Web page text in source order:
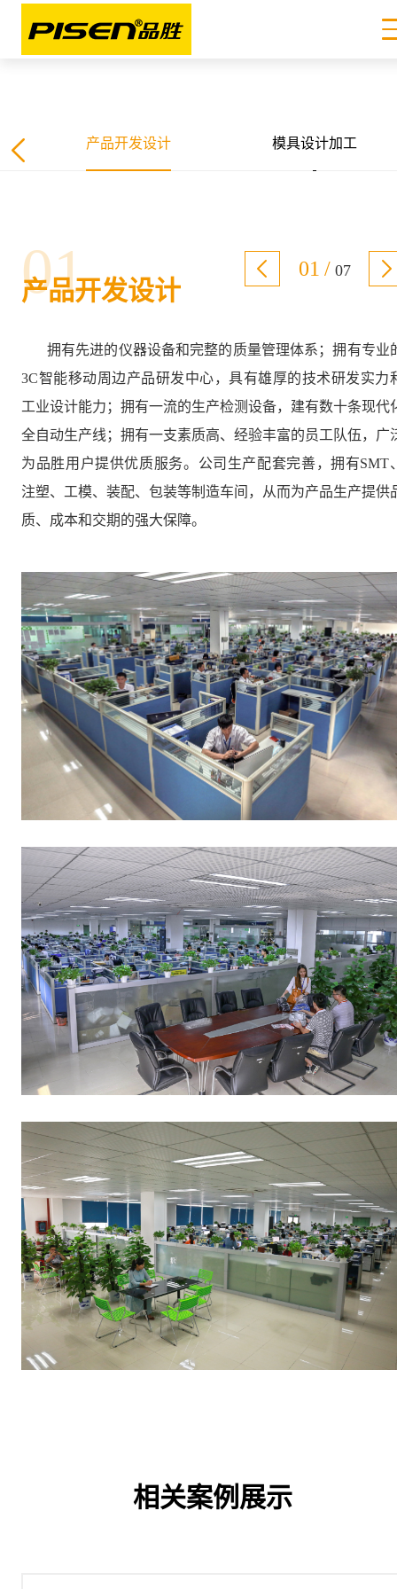
产品开发设计 模具设计加工
01
产品开发设计
拥有先进的仪器设备和完整的质量管理体系；拥有专业
3C智能移动周边产品研发中心，具有雄厚的技术研发实力
工业设计能力；拥有一流的生产检测设备，建有数十条现代
全自动生产线；拥有一支素质高、经验丰富的员工队伍，广
为品胜用户提供优质服务。公司生产配套完善，拥有SMT
注塑、工模、装配、包装等制造车间，从而为产品生产提供
质、成本和交期的强大保障。
01 / 07
相关案例展示